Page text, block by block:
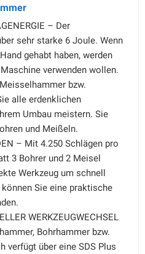
– Der
sehr starke 6 Joule. Wenn
gehabt haben, werden
verwenden wollen.
bzw.
alle erdenklichen
Umbau meistern. Sie
und Meißeln.
– Mit 4.250 Schlägen pro
3 Bohrer und 2 Meisel
Werkzeug um schnell
Sie eine praktische
WERKZEUGWECHSEL
Bohrhammer bzw.
verfügt über eine SDS Plus